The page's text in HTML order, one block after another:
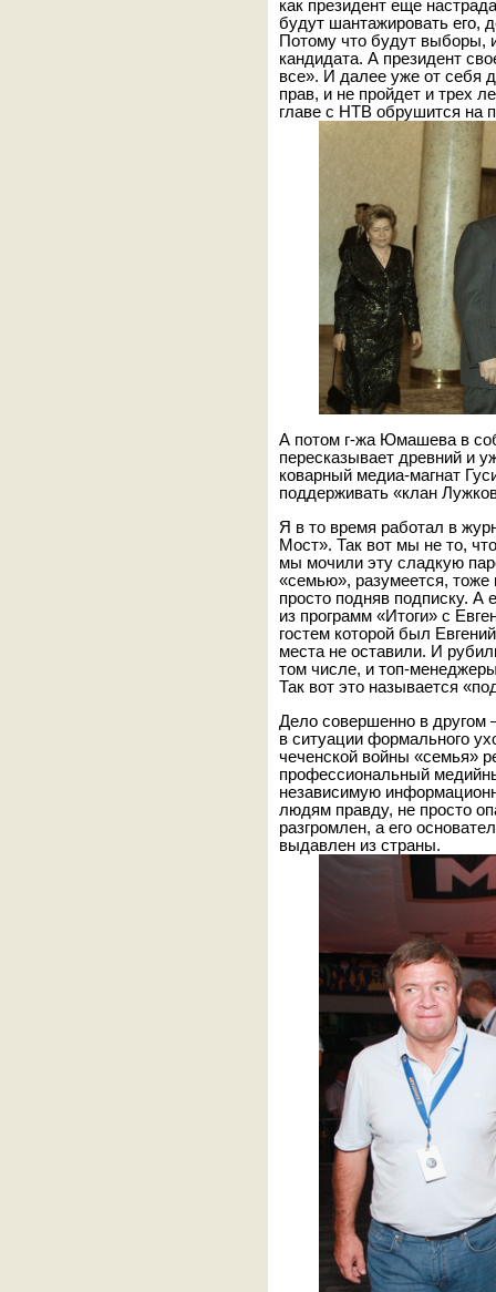
как президент еще
будут шантажировать его,
Потому что будут выборы,
кандидата. А президент
все». И далее уже от себя
прав, и не пройдет и трех
главе с НТВ обрушится на
А потом г-жа Юмашева в
пересказывает древний и
коварный медиа-магнат
поддерживать «клан
Я в то время работал в
Мост». Так вот мы не то,
мы мочили эту сладкую
«семью», разумеется, тоже
просто подняв подписку.
из программ «Итоги» с
гостем которой был
места не оставили. И
том числе, и топ-
Так вот это называется
Дело совершенно в другом
в ситуации формального
чеченской войны «семья»
профессиональный
независимую
людям правду, не просто
разгромлен, а его
выдавлен из страны.